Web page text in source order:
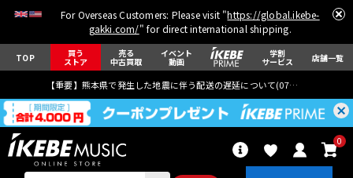
For Overseas Customers: Please visit "https://global.ikebe-
gakki.com/" for direct international shipping.
TOP 買う
ストア
売る
中古買取
イベント
動画
学割
サービス 店舗一覧
【重要】熊本県で発生した地震に伴う配送の遅延について(07月29日
0